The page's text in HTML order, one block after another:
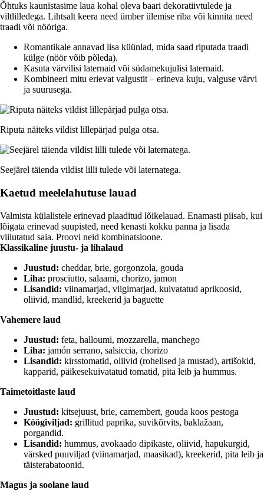
Õhtuks kaunistasime laua kohal oleva baari dekoratiivtulede ja
viltlilledega. Lihtsalt keera need ümber ülemise riba või kinnita need
traadi või nööriga.
Romantikale annavad lisa küünlad, mida saad riputada traadi
külge (nöör võib põleda).
Kasuta värvilisi laternaid või südamekujulisi laternaid.
Kombineeri mitu erievat valgustit – erineva kuju, valguse värvi
ja suurusega.
Riputa näiteks vildist lillepärjad pulga otsa.
Seejärel täienda vildist lilli tulede või laternatega.
Kaetud meelelahutuse lauad
Valmista külalistele erinevad plaaditud lõikelauad. Enamasti piisab, kui
lõigata erinevad suupisted, need kenasti kokku panna ja lisada
viilutatud saia. Proovi neid kombinatsioone.
Klassikaline juustu- ja lihalaud
Juustud: cheddar, brie, gorgonzola, gouda
Liha: prosciutto, salaami, chorizo, jamon
Lisandid: viinamarjad, viigimarjad, kuivatatud aprikoosid,
oliivid, mandlid, kreekerid ja baguette
Vahemere laud
Juustud: feta, halloumi, mozzarella, manchego
Liha: jamón serrano, salsiccia, chorizo
Lisandid: kirsstomatid, oliivid (rohelised ja mustad), artišokid,
kapparid, päikesekuivatatud tomatid, pita leib ja hummus.
Taimetoitlaste laud
Juustud: kitsejuust, brie, camembert, gouda koos pestoga
Köögiviljad: grillitud paprika, suvikõrvits, baklažaan,
porgandid.
Lisandid: hummus, avokaado dipikaste, oliivid, hapukurgid,
värsked puuviljad (viinamarjad, maasikad), kreekerid, pita leib ja
täisterabatoonid.
Magus ja soolane laud